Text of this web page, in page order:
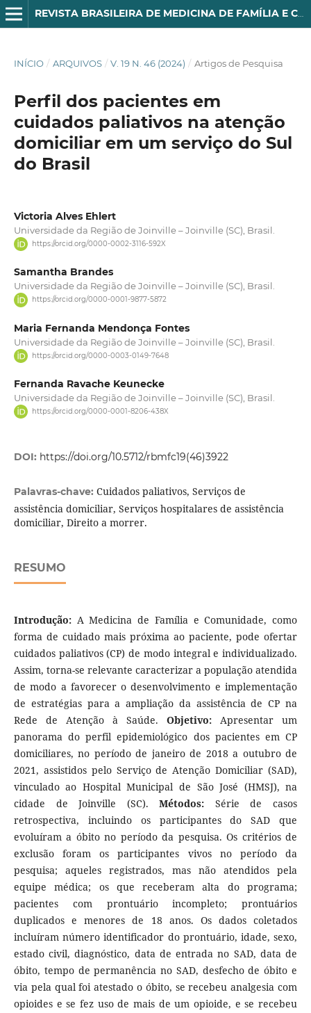
REVISTA BRASILEIRA DE MEDICINA DE FAMÍLIA E COMUNIDADE
INÍCIO / ARQUIVOS / V. 19 N. 46 (2024) / Artigos de Pesquisa
Perfil dos pacientes em
cuidados paliativos na atenção
domiciliar em um serviço do Sul
do Brasil
Victoria Alves Ehlert
Universidade da Região de Joinville – Joinville (SC), Brasil.
https://orcid.org/0000-0002-3116-592X
Samantha Brandes
Universidade da Região de Joinville – Joinville (SC), Brasil.
https://orcid.org/0000-0001-9877-5872
Maria Fernanda Mendonça Fontes
Universidade da Região de Joinville – Joinville (SC), Brasil.
https://orcid.org/0000-0003-0149-7648
Fernanda Ravache Keunecke
Universidade da Região de Joinville – Joinville (SC), Brasil.
https://orcid.org/0000-0001-8206-438X
DOI: https://doi.org/10.5712/rbmfc19(46)3922
Palavras-chave: Cuidados paliativos, Serviços de
assistência domiciliar, Serviços hospitalares de assistência
domiciliar, Direito a morrer.
RESUMO
Introdução:A Medicina de Família e Comunidade, como
forma de cuidado mais próxima ao paciente, pode ofertar
cuidados paliativos (CP) de modo integral e individualizado.
Assim, torna-se relevante caracterizar a população atendida
de modo a favorecer o desenvolvimento e implementação
de estratégias para a ampliação da assistência de CP na
Rede de Atenção à Saúde.Objetivo:Apresentar um
panorama do perfil epidemiológico dos pacientes em CP
domiciliares, no período de janeiro de 2018 a outubro de
2021, assistidos pelo Serviço de Atenção Domiciliar (SAD),
vinculado ao Hospital Municipal de São José (HMSJ), na
cidade de Joinville (SC).Métodos: Série de casos
retrospectiva, incluindo os participantes do SAD que
evoluíram a óbito no período da pesquisa. Os critérios de
exclusão foram os participantes vivos no período da
pesquisa; aqueles registrados, mas não atendidos pela
equipe médica; os que receberam alta do programa;
pacientes com prontuário incompleto; prontuários
duplicados e menores de 18 anos. Os dados coletados
incluíram número identificador do prontuário, idade, sexo,
estado civil, diagnóstico, data de entrada no SAD, data de
óbito, tempo de permanência no SAD, desfecho de óbito e
via pela qual foi atestado o óbito, se recebeu analgesia com
opioides e se fez uso de mais de um opioide, e se recebeu